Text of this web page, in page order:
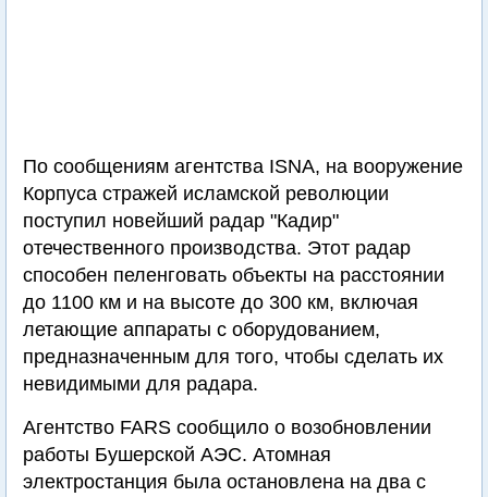
По сообщениям агентства ISNA, на вооружение
Корпуса стражей исламской революции
поступил новейший радар "Кадир"
отечественного производства. Этот радар
способен пеленговать объекты на расстоянии
до 1100 км и на высоте до 300 км, включая
летающие аппараты с оборудованием,
предназначенным для того, чтобы сделать их
невидимыми для радара.
Агентство FARS сообщило о возобновлении
работы Бушерской АЭС. Атомная
электростанция была остановлена на два с